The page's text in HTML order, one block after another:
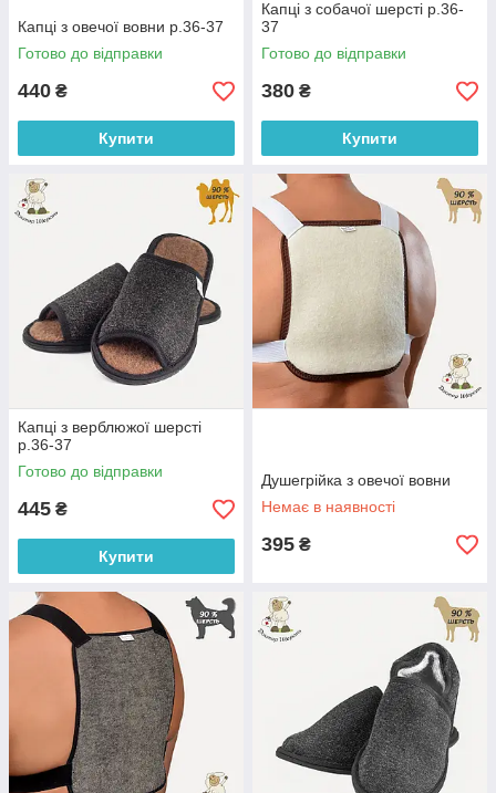
Капці з овечої вовни р.36-37
Готово до відправки
440 ₴
Купити
Капці з собачої шерсті р.36-
37
Готово до відправки
380 ₴
Купити
Капці з верблюжої шерсті
р.36-37
Готово до відправки
445 ₴
Купити
Душегрійка з овечої вовни
Немає в наявності
395 ₴